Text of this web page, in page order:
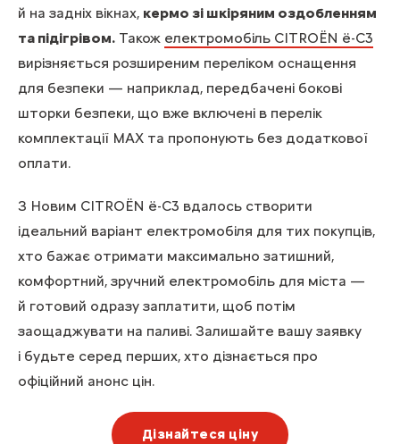
й на задніх вікнах, кермо зі шкіряним оздобленням
та підігрівом. Також електромобіль CITROЁN ё-С3
вирізняється розширеним переліком оснащення
для безпеки — наприклад, передбачені бокові
шторки безпеки, що вже включені в перелік
комплектації MAX та пропонують без додаткової
оплати.
З Новим CITROЁN ё-С3 вдалось створити
ідеальний варіант електромобіля для тих покупців,
хто бажає отримати максимально затишний,
комфортний, зручний електромобіль для міста —
й готовий одразу заплатити, щоб потім
заощаджувати на паливі. Залишайте вашу заявку
і будьте серед перших, хто дізнається про
офіційний анонс цін.
Дізнайтеся ціну